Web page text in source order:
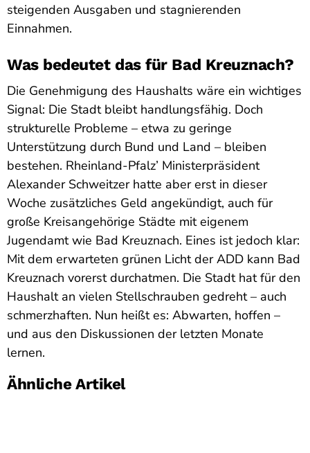
steigenden Ausgaben und stagnierenden
Einnahmen.
Was bedeutet das für Bad Kreuznach?
Die Genehmigung des Haushalts wäre ein wichtiges
Signal: Die Stadt bleibt handlungsfähig. Doch
strukturelle Probleme – etwa zu geringe
Unterstützung durch Bund und Land – bleiben
bestehen. Rheinland-Pfalz’ Ministerpräsident
Alexander Schweitzer hatte aber erst in dieser
Woche zusätzliches Geld angekündigt, auch für
große Kreisangehörige Städte mit eigenem
Jugendamt wie Bad Kreuznach. Eines ist jedoch klar:
Mit dem erwarteten grünen Licht der ADD kann Bad
Kreuznach vorerst durchatmen. Die Stadt hat für den
Haushalt an vielen Stellschrauben gedreht – auch
schmerzhaften. Nun heißt es: Abwarten, hoffen –
und aus den Diskussionen der letzten Monate
lernen.
Ähnliche Artikel